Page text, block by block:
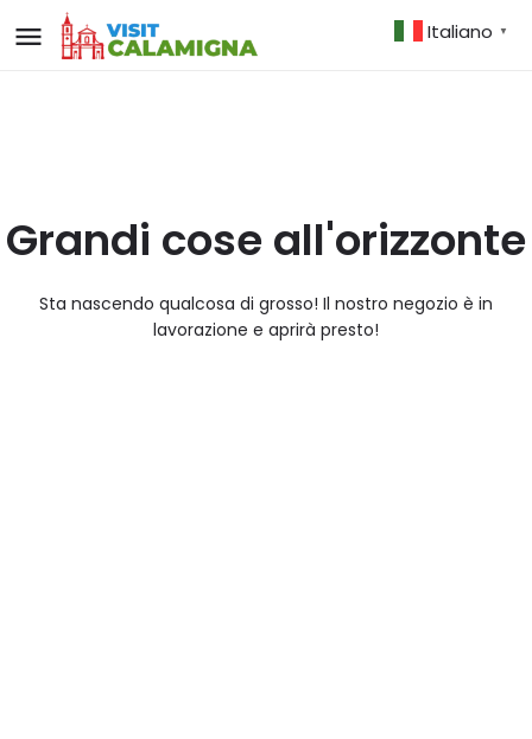
Grandi cose all'orizzonte
Sta nascendo qualcosa di grosso! Il nostro negozio è in
lavorazione e aprirà presto!
Italiano ▼